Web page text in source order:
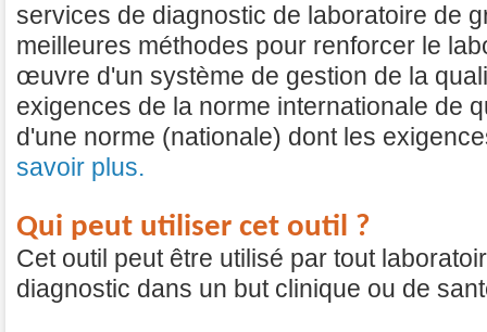
services de diagnostic de laboratoire de
meilleures méthodes pour renforcer le
œuvre d'un système de gestion de la
exigences de la norme internationale de
d'une norme (nationale) dont les
savoir plus.
Qui peut utiliser cet outil ?
Cet outil peut être utilisé par tout
diagnostic dans un but clinique ou de